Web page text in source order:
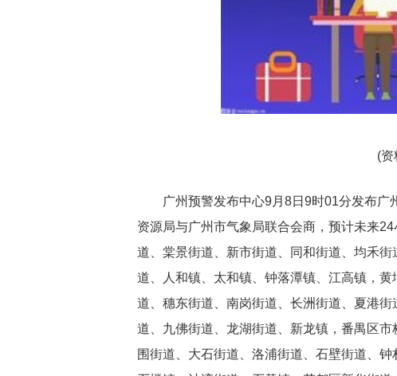
(资
广州预警发布中心9月8日9时01分发布
资源局与广州市气象局联合会商，预计未来
道、棠景街道、新市街道、同和街道、均禾
道、人和镇、太和镇、钟落潭镇、江高镇，
道、穗东街道、南岗街道、长洲街道、夏港
道、九佛街道、龙湖街道、新龙镇，番禺区
围街道、大石街道、洛浦街道、石壁街道、